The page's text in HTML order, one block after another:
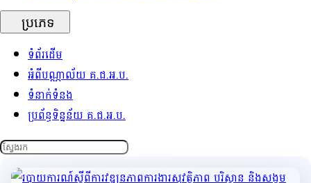
ប្រភេទ
ទំព័រដើម
អំពីបណ្ណាល័យ គ.ជ.អ.ប.
ទំនាក់ទំនង
ប្រព័ន្ធទិន្នន័យ គ.ជ.អ.ប.